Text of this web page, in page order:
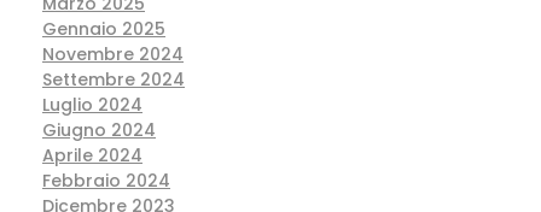
Gennaio 2025
Novembre 2024
Settembre 2024
Luglio 2024
Giugno 2024
Aprile 2024
Febbraio 2024
Dicembre 2023